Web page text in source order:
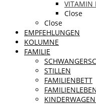
VITAMIN
Close
Close
EMPFEHLUNGEN
KOLUMNE
FAMILIE
STILLEN
FAMILIENBETT